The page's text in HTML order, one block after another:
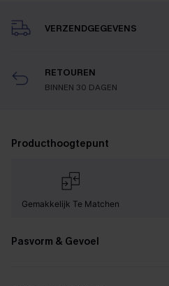
VERZENDGEGEVENS
RETOUREN
BINNEN 30 DAGEN
Producthoogtepunt
Gemakkelijk Te Matchen
Pasvorm & Gevoel